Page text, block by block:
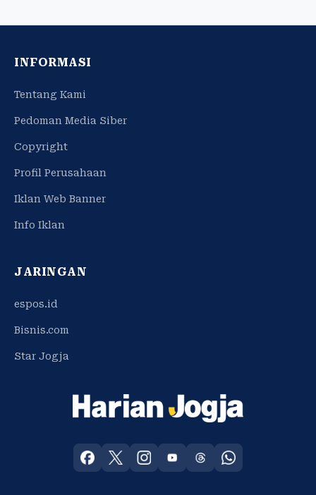
INFORMASI
Tentang Kami
Pedoman Media Siber
Copyright
Profil Perusahaan
Iklan Web Banner
Info Iklan
JARINGAN
espos.id
Bisnis.com
Star Jogja